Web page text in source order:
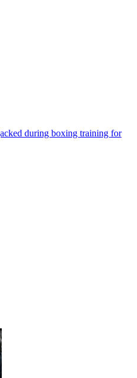
during boxing training for